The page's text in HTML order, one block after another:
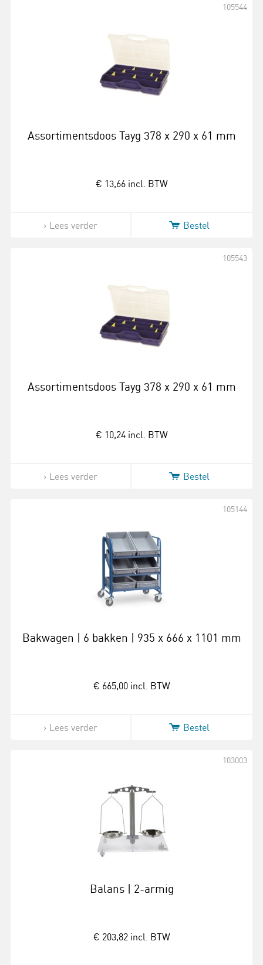
Assortimentsdoos Tayg 378 x 290 x 61 mm
105544
€ 13,66 incl. BTW
Lees verder Bestel
Assortimentsdoos Tayg 378 x 290 x 61 mm
105543
€ 10,24 incl. BTW
Lees verder Bestel
Bakwagen | 6 bakken | 935 x 666 x 1101 mm
105144
€ 665,00 incl. BTW
Lees verder Bestel
Balans | 2-armig
103003
€ 203,82 incl. BTW